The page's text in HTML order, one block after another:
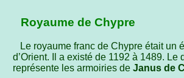
Royaume de Chypre
Le royaume franc de Chypre était un
d’Orient. Il a existé de 1192 à 1489. Le
représente les armoiries deJanus de